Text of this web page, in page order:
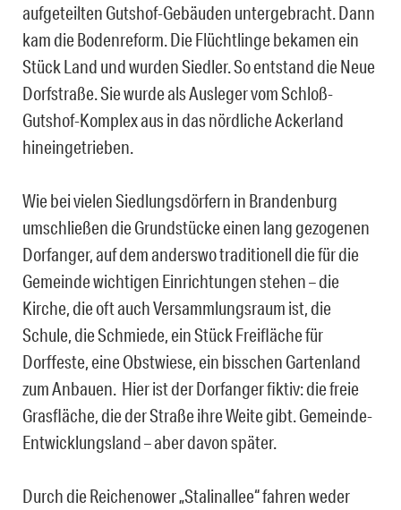
aufgeteilten Gutshof-Gebäuden untergebracht. Dann
kam die Bodenreform. Die Flüchtlinge bekamen ein
Stück Land und wurden Siedler. So entstand die Neue
Dorfstraße. Sie wurde als Ausleger vom Schloß-
Gutshof-Komplex aus in das nördliche Ackerland
hineingetrieben.
Wie bei vielen Siedlungsdörfern in Brandenburg
umschließen die Grundstücke einen lang gezogenen
Dorfanger, auf dem anderswo traditionell die für die
Gemeinde wichtigen Einrichtungen stehen – die
Kirche, die oft auch Versammlungsraum ist, die
Schule, die Schmiede, ein Stück Freifläche für
Dorffeste, eine Obstwiese, ein bisschen Gartenland
zum Anbauen. Hier ist der Dorfanger fiktiv: die freie
Grasfläche, die der Straße ihre Weite gibt. Gemeinde-
Entwicklungsland – aber davon später.
Durch die Reichenower „Stalinallee“ fahren weder